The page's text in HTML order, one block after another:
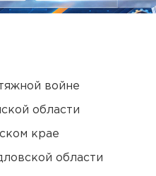
войне
области
крае
области